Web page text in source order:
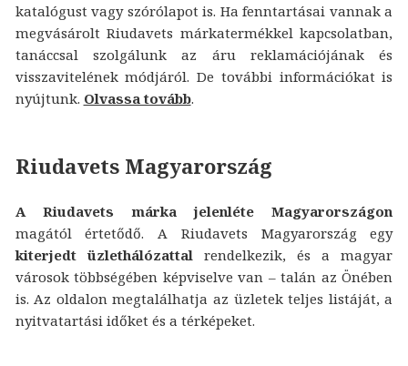
katalógust vagy szórólapot is. Ha fenntartásai vannak a
megvásárolt Riudavets márkatermékkel kapcsolatban,
tanáccsal szolgálunk az áru reklamációjának és
visszavitelének módjáról. De további információkat is
nyújtunk. Olvassa tovább.
Riudavets Magyarország
A Riudavets márka jelenléte Magyarországon
magától értetődő. A Riudavets Magyarország egy
kiterjedt üzlethálózattalrendelkezik, és a magyar
városok többségében képviselve van – talán az Önében
is. Az oldalon megtalálhatja az üzletek teljes listáját, a
nyitvatartási időket és a térképeket.